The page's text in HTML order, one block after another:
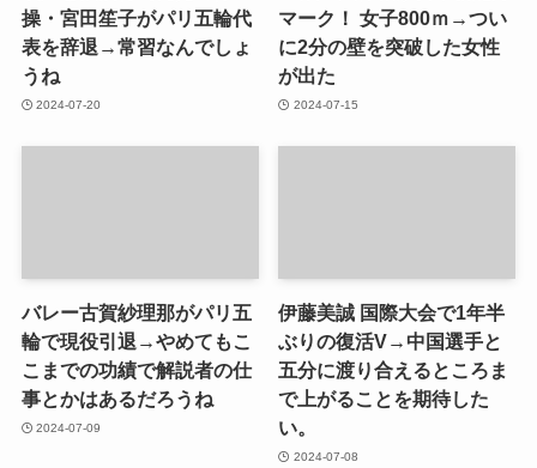
操・宮田笙子がパリ五輪代
表を辞退→常習なんでしょ
うね
2024-07-20
マーク！ 女子800ｍ→つい
に2分の壁を突破した女性
が出た
2024-07-15
バレー古賀紗理那がパリ五
輪で現役引退→やめてもこ
こまでの功績で解説者の仕
事とかはあるだろうね
2024-07-09
伊藤美誠 国際大会で1年半
ぶりの復活V→中国選手と
五分に渡り合えるところま
で上がることを期待した
い。
2024-07-08